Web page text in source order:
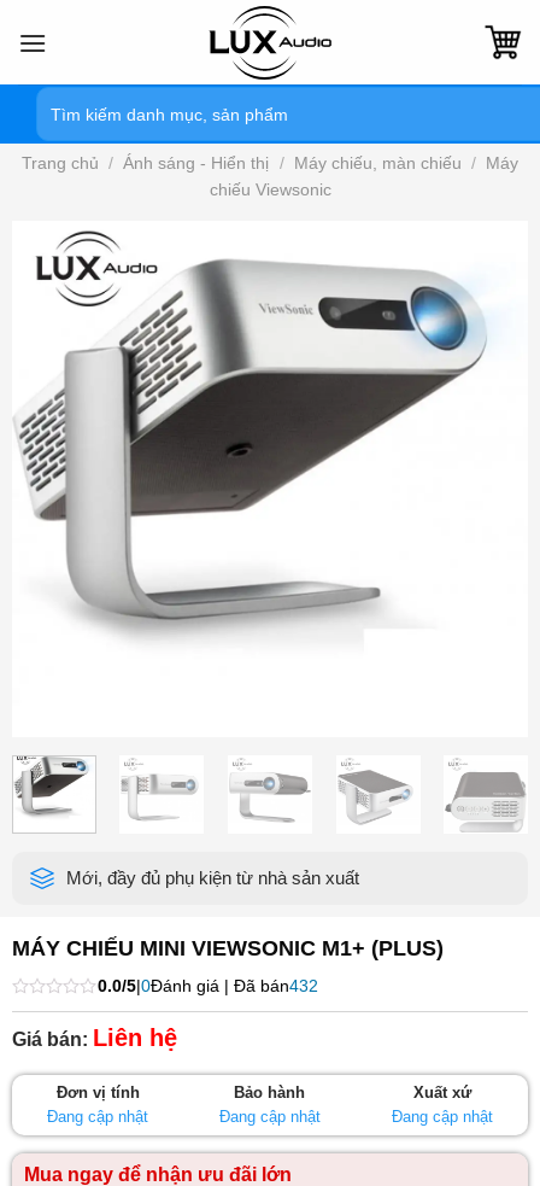
qua
Tìm
kiếm:
Trang chủ / Ánh sáng - Hiển thị / Máy chiếu, màn chiếu / Máy
chiếu Viewsonic
Mới, đầy đủ phụ kiện từ nhà sản xuất
MÁY CHIẾU MINI VIEWSONIC M1+ (PLUS)
Được
xếp
hạng
5
0.0/5|0Đánh giá | Đã bán432
Giá bán: Liên hệ
Đơn vị tính
Đang cập nhật
Bảo hành
Đang cập nhật
Xuất xứ
Đang cập nhật
Mua ngay để nhận ưu đãi lớn